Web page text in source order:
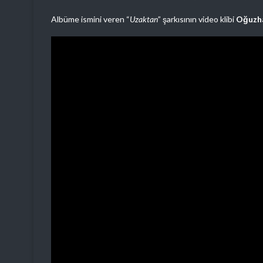
Albüme ismini veren “Uzaktan” şarkısının video klibi